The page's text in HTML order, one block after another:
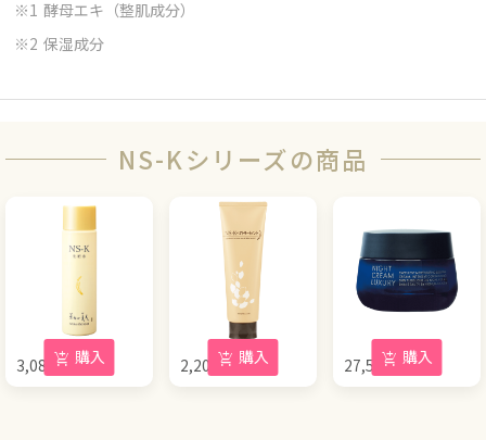
酵母エキ（整肌成分）
保湿成分
NS-Kシリーズの商品
3,080 円 (税込)
購入 2,200 円 (税込)
購入 27,500円(税込)
購入